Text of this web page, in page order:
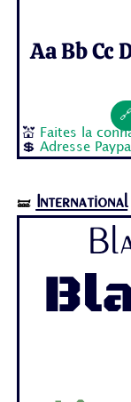
Aa Bb Cc
💒
Faites la
💲Adresse
🝛 International